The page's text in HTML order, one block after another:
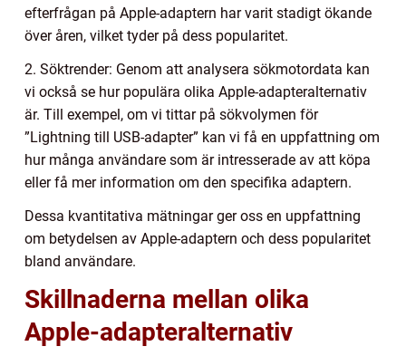
efterfrågan på Apple-adaptern har varit stadigt ökande
över åren, vilket tyder på dess popularitet.
2. Söktrender: Genom att analysera sökmotordata kan
vi också se hur populära olika Apple-adapteralternativ
är. Till exempel, om vi tittar på sökvolymen för
”Lightning till USB-adapter” kan vi få en uppfattning om
hur många användare som är intresserade av att köpa
eller få mer information om den specifika adaptern.
Dessa kvantitativa mätningar ger oss en uppfattning
om betydelsen av Apple-adaptern och dess popularitet
bland användare.
Skillnaderna mellan olika
Apple-adapteralternativ